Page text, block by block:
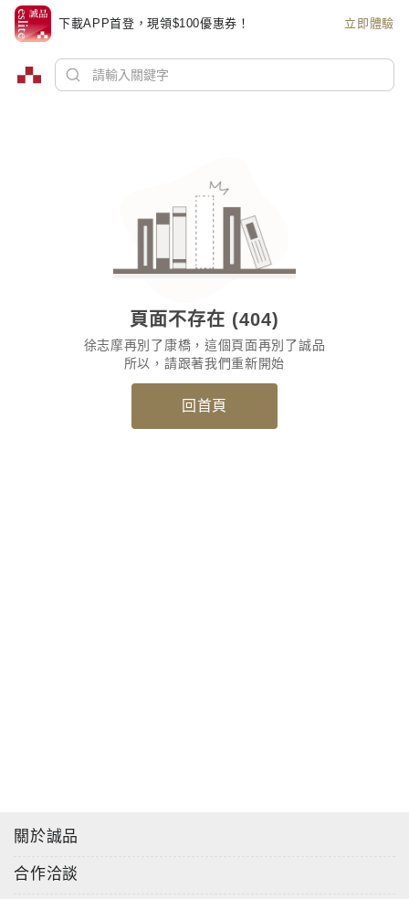
下載APP首登，現領$100優惠券！ 立即體驗
頁面不存在 (404)
徐志摩再別了康橋，這個頁面再別了誠品
所以，請跟著我們重新開始
回首頁
關於誠品
合作洽談